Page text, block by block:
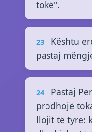
tokë".
23
Kështu
pastaj
24
Pastaj
prodhojë
llojit të tyre: